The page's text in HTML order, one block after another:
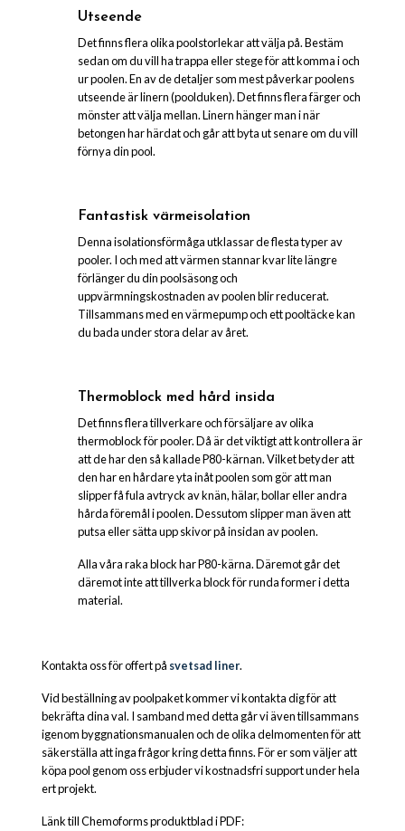
Utseende
Det finns flera olika poolstorlekar att välja på. Bestäm
sedan om du vill ha trappa eller stege för att komma i och
ur poolen. En av de detaljer som mest påverkar poolens
utseende är linern (poolduken). Det finns flera färger och
mönster att välja mellan. Linern hänger man i när
betongen har härdat och går att byta ut senare om du vill
förnya din pool.
Fantastisk värmeisolation
Denna isolationsförmåga utklassar de flesta typer av
pooler. I och med att värmen stannar kvar lite längre
förlänger du din poolsäsong och
uppvärmningskostnaden av poolen blir reducerat.
Tillsammans med en värmepump och ett pooltäcke kan
du bada under stora delar av året.
Thermoblock med hård insida
Det finns flera tillverkare och försäljare av olika
thermoblock för pooler. Då är det viktigt att kontrollera är
att de har den så kallade P80-kärnan. Vilket betyder att
den har en hårdare yta inåt poolen som gör att man
slipper få fula avtryck av knän, hälar, bollar eller andra
hårda föremål i poolen. Dessutom slipper man även att
putsa eller sätta upp skivor på insidan av poolen.
Alla våra raka block har P80-kärna. Däremot går det
däremot inte att tillverka block för runda former i detta
material.
Kontakta oss för offert på svetsad liner.
Vid beställning av poolpaket kommer vi kontakta dig för att
bekräfta dina val. I samband med detta går vi även tillsammans
igenom byggnationsmanualen och de olika delmomenten för att
säkerställa att inga frågor kring detta finns. För er som väljer att
köpa pool genom oss erbjuder vi kostnadsfri support under hela
ert projekt.
Länk till Chemoforms produktblad i PDF: